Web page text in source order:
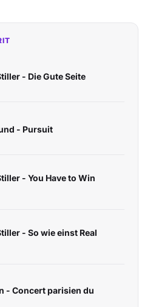
- Die Gute Seite
- Pursuit
- You Have to Win
- So wie einst Real
- Concert parisien du